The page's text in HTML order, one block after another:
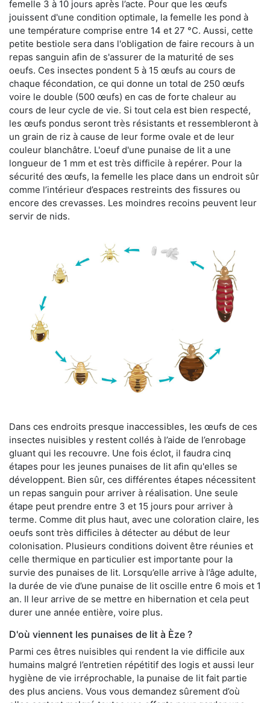
femelle 3 à 10 jours après l’acte. Pour que les œufs
jouissent d'une condition optimale, la femelle les pond à
une température comprise entre 14 et 27 °C. Aussi, cette
petite bestiole sera dans l'obligation de faire recours à un
repas sanguin afin de s'assurer de la maturité de ses
oeufs. Ces insectes pondent 5 à 15 œufs au cours de
chaque fécondation, ce qui donne un total de 250 œufs
voire le double (500 œufs) en cas de forte chaleur au
cours de leur cycle de vie. Si tout cela est bien respecté,
les œufs pondus seront très résistants et ressembleront à
un grain de riz à cause de leur forme ovale et de leur
couleur blanchâtre. L'oeuf d'une punaise de lit a une
longueur de 1 mm et est très difficile à repérer. Pour la
sécurité des œufs, la femelle les place dans un endroit sûr
comme l’intérieur d’espaces restreints des fissures ou
encore des crevasses. Les moindres recoins peuvent leur
servir de nids.
Dans ces endroits presque inaccessibles, les œufs de ces
insectes nuisibles y restent collés à l’aide de l’enrobage
gluant qui les recouvre. Une fois éclot, il faudra cinq
étapes pour les jeunes punaises de lit afin qu'elles se
développent. Bien sûr, ces différentes étapes nécessitent
un repas sanguin pour arriver à réalisation. Une seule
étape peut prendre entre 3 et 15 jours pour arriver à
terme. Comme dit plus haut, avec une coloration claire, les
oeufs sont très difficiles à détecter au début de leur
colonisation. Plusieurs conditions doivent être réunies et
celle thermique en particulier est importante pour la
survie des punaises de lit. Lorsqu’elle arrive à l’âge adulte,
la durée de vie d’une punaise de lit oscille entre 6 mois et 1
an. Il leur arrive de se mettre en hibernation et cela peut
durer une année entière, voire plus.
D'où viennent les punaises de lit à Èze ?
Parmi ces êtres nuisibles qui rendent la vie difficile aux
humains malgré l’entretien répétitif des logis et aussi leur
hygiène de vie irréprochable, la punaise de lit fait partie
des plus anciens. Vous vous demandez sûrement d’où